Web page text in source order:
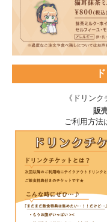
《ドリン
販
ご利用方法